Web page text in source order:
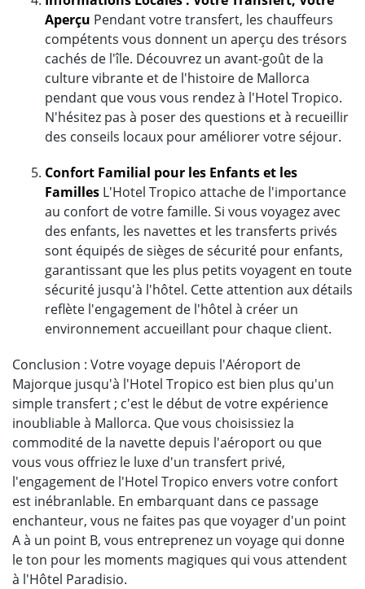
Aperçu Pendant votre transfert, les chauffeurs
compétents vous donnent un aperçu des trésors
cachés de l'île. Découvrez un avant-goût de la
culture vibrante et de l'histoire de Mallorca
pendant que vous vous rendez à l'Hotel Tropico.
N'hésitez pas à poser des questions et à recueillir
des conseils locaux pour améliorer votre séjour.
Confort Familial pour les Enfants et les
Familles L'Hotel Tropico attache de l'importance
au confort de votre famille. Si vous voyagez avec
des enfants, les navettes et les transferts privés
sont équipés de sièges de sécurité pour enfants,
garantissant que les plus petits voyagent en toute
sécurité jusqu'à l'hôtel. Cette attention aux détails
reflète l'engagement de l'hôtel à créer un
environnement accueillant pour chaque client.
Conclusion : Votre voyage depuis l'Aéroport de
Majorque jusqu'à l'Hotel Tropico est bien plus qu'un
simple transfert ; c'est le début de votre expérience
inoubliable à Mallorca. Que vous choisissiez la
commodité de la navette depuis l'aéroport ou que
vous vous offriez le luxe d'un transfert privé,
l'engagement de l'Hotel Tropico envers votre confort
est inébranlable. En embarquant dans ce passage
enchanteur, vous ne faites pas que voyager d'un point
A à un point B, vous entreprenez un voyage qui donne
le ton pour les moments magiques qui vous attendent
à l'Hôtel Paradisio.